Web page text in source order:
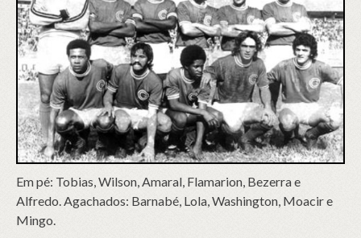
Em pé: Tobias, Wilson, Amaral, Flamarion, Bezerra e
Alfredo. Agachados: Barnabé, Lola, Washington, Moacir e
Mingo.